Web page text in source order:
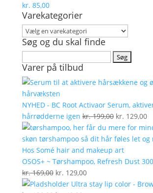
kr. 85,00
Varekategorier
Søg og du skal finde
efter:
Varer på tilbud
NYHED - BC Root Activaor Serum,
hårrødderne igen kr.199,00 Den
oprindelige
pris
var:
kr. 199,00.
kr. 129,00
OSOS+ ~ Tørshampoo, Refresh Dust
kr.169,00 Den
oprindelige
kr. 129,00Den
aktuelle
Ultra stay lip color -